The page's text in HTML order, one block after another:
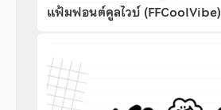
แฟ้มฟอนต์คูลไวบ์ (FFCoolVibe)